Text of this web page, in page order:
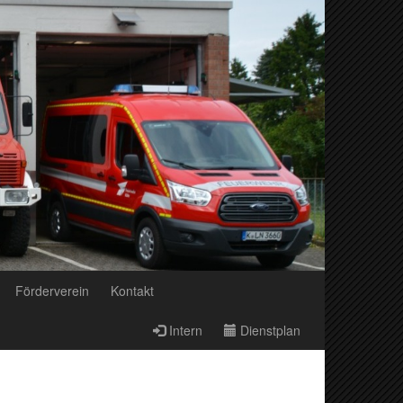
Förderverein Kontakt
Intern Dienstplan